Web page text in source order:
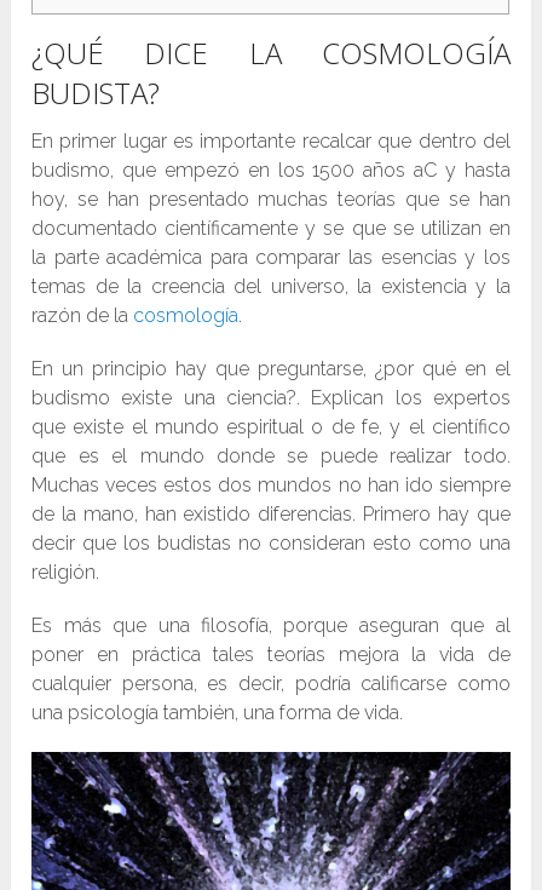
¿QUÉ DICE LA COSMOLOGÍA
BUDISTA?
En primer lugar es importante recalcar que dentro del
budismo, que empezó en los 1500 años aC y hasta
hoy, se han presentado muchas teorías que se han
documentado científicamente y se que se utilizan en
la parte académica para comparar las esencias y los
temas de la creencia del universo, la existencia y la
razón de la cosmología.
En un principio hay que preguntarse, ¿por qué en el
budismo existe una ciencia?. Explican los expertos
que existe el mundo espiritual o de fe, y el científico
que es el mundo donde se puede realizar todo.
Muchas veces estos dos mundos no han ido siempre
de la mano, han existido diferencias. Primero hay que
decir que los budistas no consideran esto como una
religión.
Es más que una filosofía, porque aseguran que al
poner en práctica tales teorías mejora la vida de
cualquier persona, es decir, podría calificarse como
una psicología también, una forma de vida.